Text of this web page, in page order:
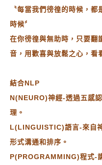
〝每當我們徬徨的時候，
時候〞
在你徬徨與無助時，只要翻
音，用歡喜與放鬆之心，看
結合NLP
N(NEURO)神經-透過五感
理。
L(LINGUISTIC)語言-來自
形式溝通和排序。
P(PROGRAMMING)程式-